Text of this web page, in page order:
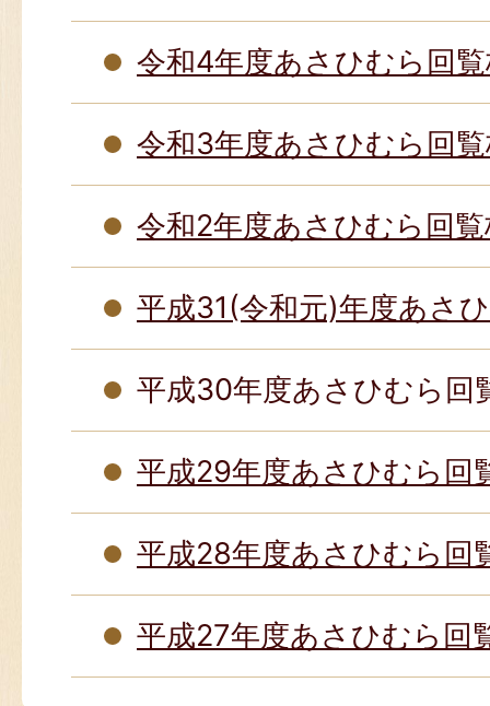
令和4年度あさひむら回
令和3年度あさひむら回
令和2年度あさひむら回
平成31(令和元)年度あさ
平成30年度あさひむら回
平成29年度あさひむら回
平成28年度あさひむら回
平成27年度あさひむら回